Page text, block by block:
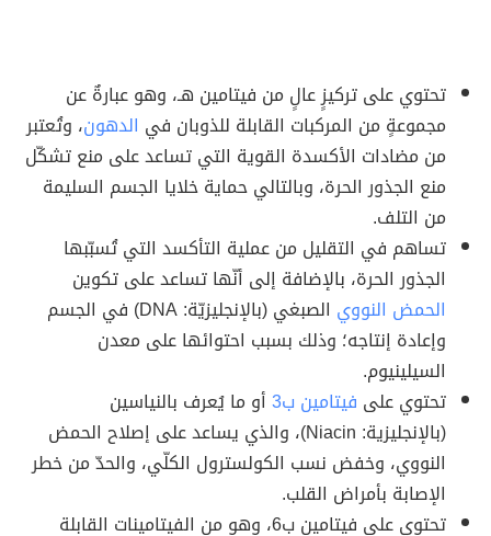
تحتوي على تركيزٍ عالٍ من فيتامين هـ، وهو عبارةٌ عن
مجموعةٍ من المركبات القابلة للذوبان في الدهون، وتُعتبر
من مضادات الأكسدة القوية التي تساعد على منع تشكّل
منع الجذور الحرة، وبالتالي حماية خلايا الجسم السليمة
من التلف.
تساهم في التقليل من عملية التأكسد التي تُسبّبها
الجذور الحرة، بالإضافة إلى أنّها تساعد على تكوين
الحمض النووي
الصبغي (بالإنجليزيّة: DNA) في الجسم
وإعادة إنتاجه؛ وذلك بسبب احتوائها على معدن
السيلينيوم.
تحتوي على فيتامين ب3 أو ما يُعرف بالنياسين
(بالإنجليزية: Niacin)، والذي يساعد على إصلاح الحمض
النووي، وخفض نسب الكولسترول الكلّي، والحدّ من خطر
الإصابة بأمراض القلب.
تحتوي على فيتامين ب6، وهو من الفيتامينات القابلة